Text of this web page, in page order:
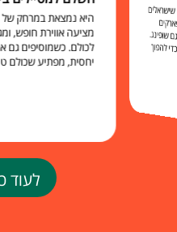
שופינג.
להפוך
היא נמצאת במרחק
מציעה אווירת חופש,
לכולם. כשמוסיפים גם
יחסית, מפתיע שכולם
לעוד